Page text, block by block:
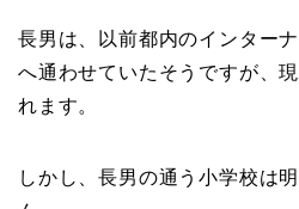
長男は、以前都内のインター
へ通わせていたそうですが、
れます。
しかし、長男の通う小学校は